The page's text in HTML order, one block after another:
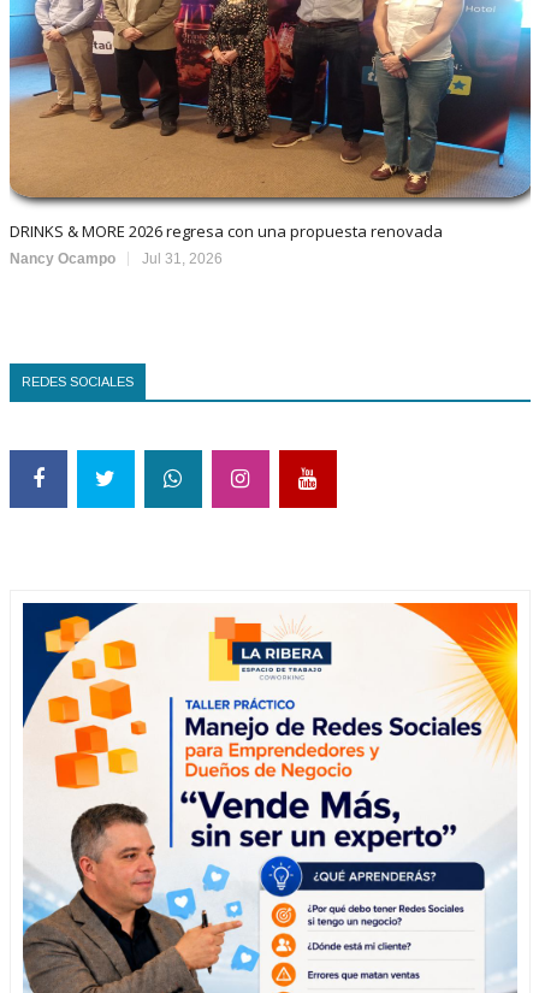
DRINKS & MORE 2026 regresa con una propuesta renovada
Nancy Ocampo Jul 31, 2026
REDES SOCIALES